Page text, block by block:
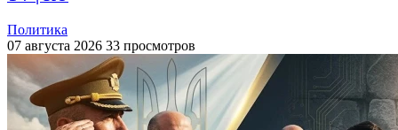
Политика
07 августа 2026 33 просмотров